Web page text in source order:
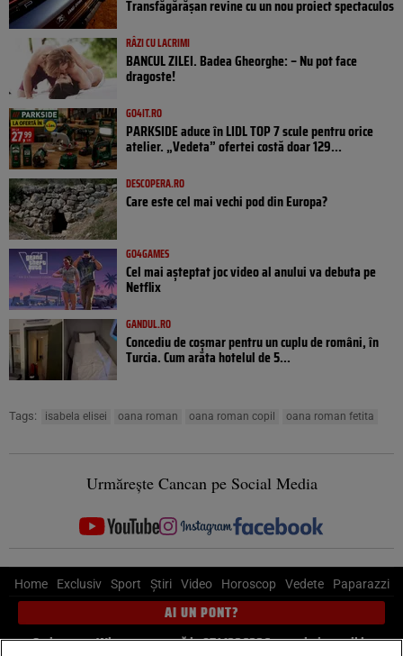
Transfăgărășan revine cu un nou proiect spectaculos
RÂZI CU LACRIMI
BANCUL ZILEI. Badea Gheorghe: – Nu pot face
dragoste!
GO4IT.RO
PARKSIDE aduce în LIDL TOP 7 scule pentru orice
atelier. „Vedeta” ofertei costă doar 129...
DESCOPERA.RO
Care este cel mai vechi pod din Europa?
GO4GAMES
Cel mai așteptat joc video al anului va debuta pe
Netflix
GANDUL.RO
Concediu de coșmar pentru un cuplu de români, în
Turcia. Cum arăta hotelul de 5...
Tags: isabela elisei oana roman oana roman copil oana roman fetita
Urmărește Cancan pe Social Media
Home Exclusiv Sport Știri Video Horoscop Vedete Paparazzi
AI UN PONT?
Scrie-ne pe Whatsapp, sună la 0741226226 sau trimite mail la